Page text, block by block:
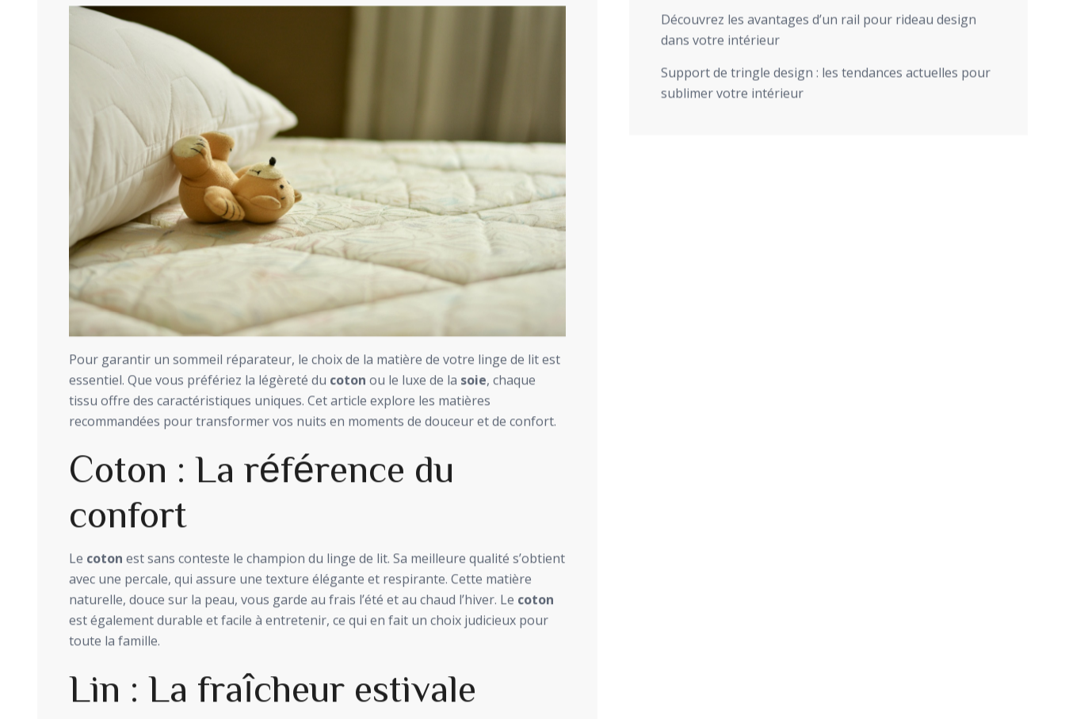
Pour garantir un sommeil réparateur, le choix de la matière de votre linge de lit est
essentiel. Que vous préfériez la légèreté du coton ou le luxe de la soie, chaque
tissu offre des caractéristiques uniques. Cet article explore les matières
recommandées pour transformer vos nuits en moments de douceur et de confort.
Coton : La référence du
confort
Le coton est sans conteste le champion du linge de lit. Sa meilleure qualité s’obtient
avec une percale, qui assure une texture élégante et respirante. Cette matière
naturelle, douce sur la peau, vous garde au frais l’été et au chaud l’hiver. Le coton
est également durable et facile à entretenir, ce qui en fait un choix judicieux pour
toute la famille.
Lin : La fraîcheur estivale
Découvrez les avantages d’un rail pour rideau design
dans votre intérieur
Support de tringle design : les tendances actuelles pour
sublimer votre intérieur